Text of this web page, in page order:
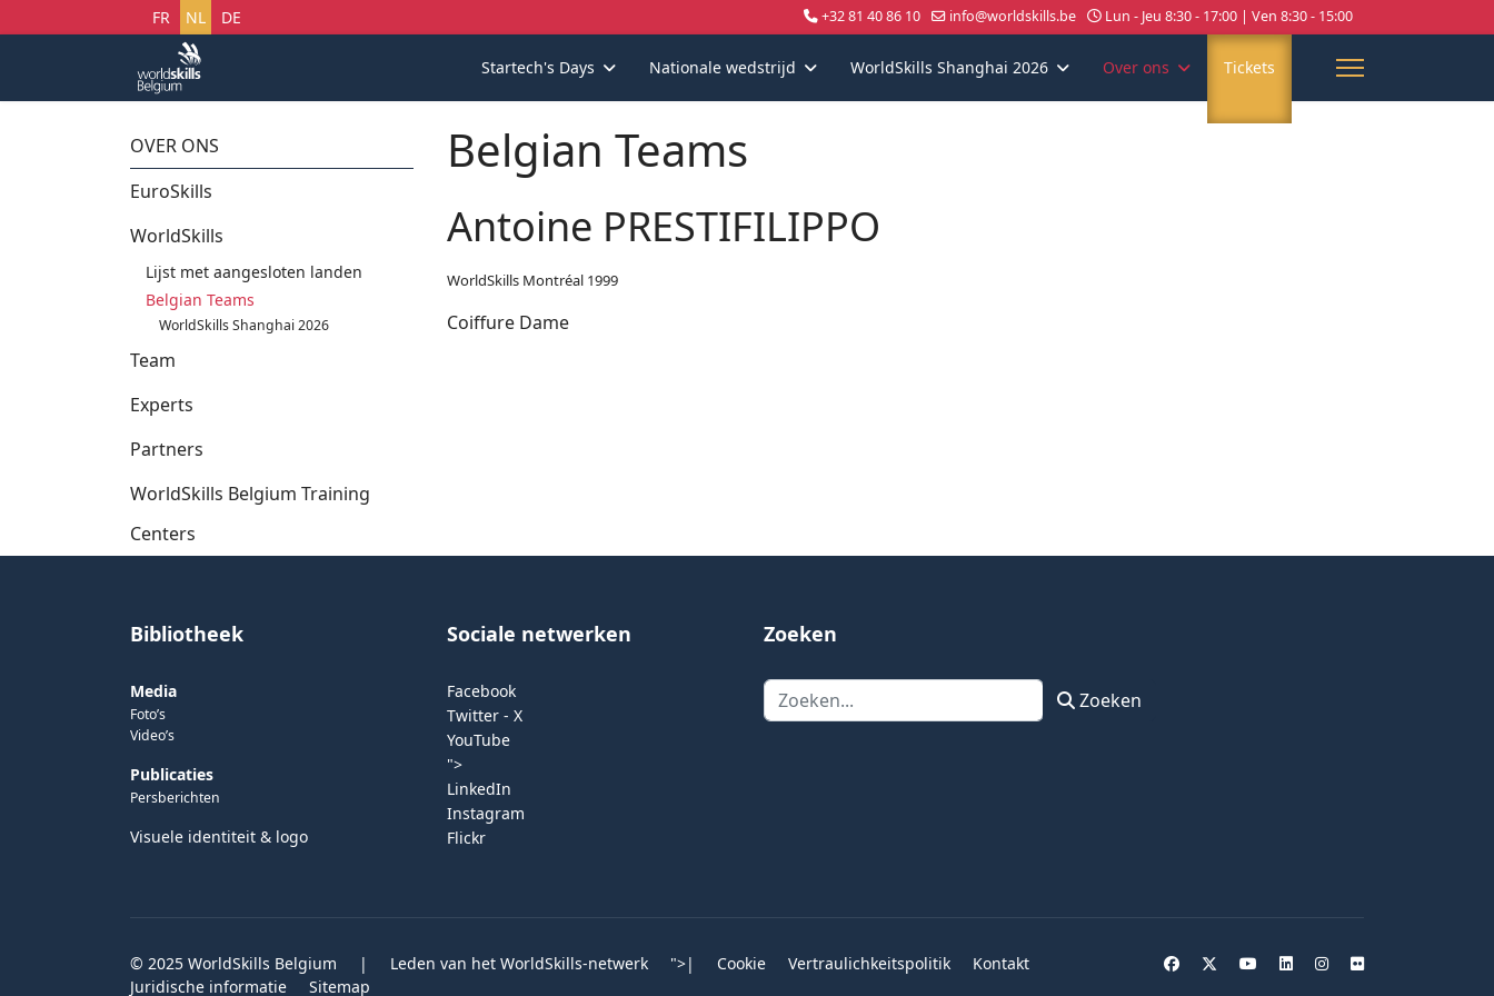
Selecteer uw taal
FR NL DE +32 81 40 86 10 info@worldskills.be Lun - Jeu 8:30 - 17:00 | Ven 8:30 - 15:00
Startech's Days Nationale wedstrijd WorldSkills Shanghai 2026 Over ons Tickets
OVER ONS
EuroSkills
WorldSkills
Lijst met aangesloten landen
Belgian Teams
WorldSkills Shanghai 2026
Team
Experts
Partners
WorldSkills Belgium Training
Centers
Belgian Teams
Antoine PRESTIFILIPPO
WorldSkills Montréal 1999
Coiffure Dame
Bibliotheek
Media
Foto’s
Video’s
Publicaties
Persberichten
Visuele identiteit & logo
Sociale netwerken
Facebook
Twitter - X
YouTube
">
LinkedIn
Instagram
Flickr
Zoeken
Zoeken Zoeken
© 2025 WorldSkills Belgium | Leden van het WorldSkills-netwerk ">| Cookie Vertraulichkeitspolitik
Kontakt
Juridische informatie
Sitemap